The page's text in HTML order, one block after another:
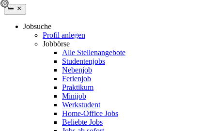
Jobsuche
Profil anlegen
Jobbörse
Alle Stellenangebote
Studentenjobs
Nebenjob
Ferienjob
Praktikum
Minijob
Werkstudent
Home-Office Jobs
Beliebte Jobs